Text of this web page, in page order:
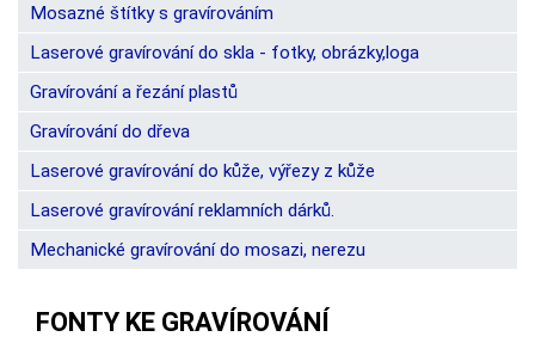
Mosazné štítky s gravírováním
Laserové gravírování do skla - fotky, obrázky,loga
Gravírování a řezání plastů
Gravírování do dřeva
Laserové gravírování do kůže, výřezy z kůže
Laserové gravírování reklamních dárků.
Mechanické gravírování do mosazi, nerezu
FONTY KE GRAVÍROVÁNÍ